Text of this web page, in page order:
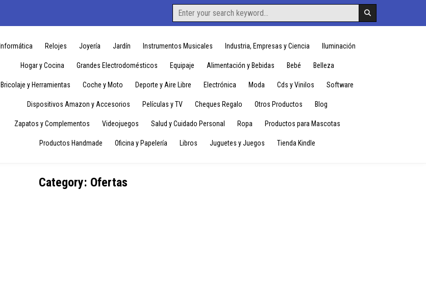
Search
for:
Informática Relojes Joyería Jardín Instrumentos Musicales Industria, Empresas y Ciencia Iluminación
Hogar y Cocina Grandes Electrodomésticos Equipaje Alimentación y Bebidas Bebé Belleza
Bricolaje y Herramientas Coche y Moto Deporte y Aire Libre Electrónica Moda Cds y Vinilos Software
Dispositivos Amazon y Accesorios Películas y TV Cheques Regalo Otros Productos Blog
Zapatos y Complementos Videojuegos Salud y Cuidado Personal Ropa Productos para Mascotas
Productos Handmade Oficina y Papelería Libros Juguetes y Juegos Tienda Kindle
Category: Ofertas